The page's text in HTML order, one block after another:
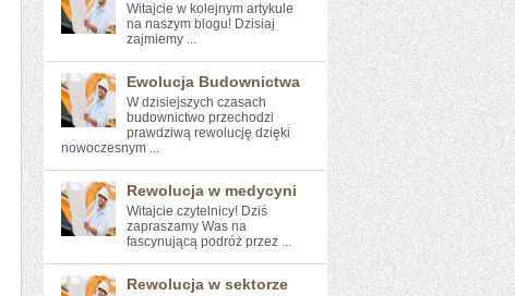
Witajcie w kolejnym artykule
⁣na naszym blogu!⁤ Dzisiaj
zajmiemy ...
Ewolucja Budownictwa
W dzisiejszych czasach
budownictwo przechodzi
prawdziwą rewolucję dzięki
nowoczesnym ...
Rewolucja w medycyni
Witajcie ​czytelnicy! Dziś
⁣zapraszamy Was na
fascynującą podróż przez ...
Rewolucja w sektorze